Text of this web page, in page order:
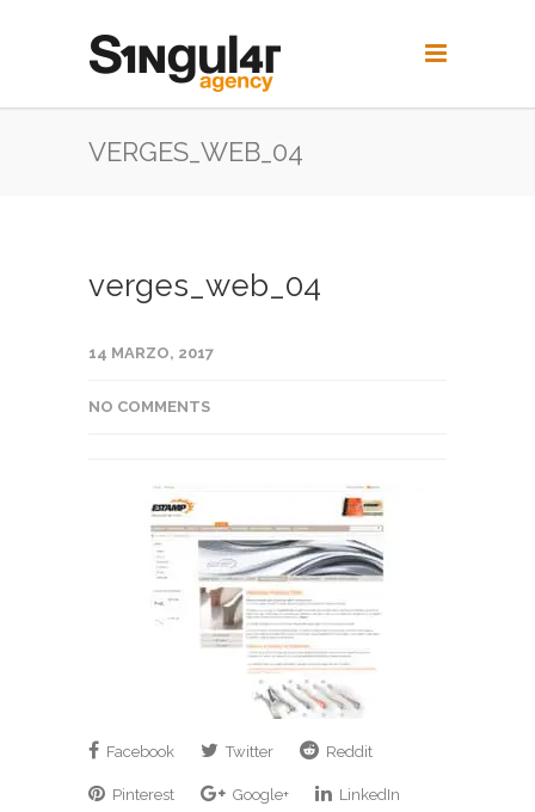
VERGES_WEB_04
verges_web_04
14 MARZO, 2017
NO COMMENTS
Facebook Twitter Reddit
Pinterest Google+ LinkedIn